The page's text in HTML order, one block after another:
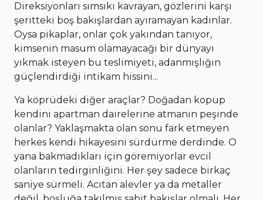
Direksiyonları sımsıkı kavrayan, gözlerini karşı
şeritteki boş bakışlardan ayıramayan kadınlar.
Oysa pikaplar, onlar çok yakından tanıyor,
kimsenin masum olamayacağı bir dünyayı
yıkmak isteyen bu teslimiyeti, adanmışlığın
güçlendirdiği intikam hissini...
Ya köprüdeki diğer araçlar? Doğadan kopup
kendini apartman dairelerine atmanın peşinde
olanlar? Yaklaşmakta olan sonu fark etmeyen
herkes kendi hikayesini sürdürme derdinde. O
yana bakmadıkları için göremiyorlar evcil
olanların tedirginliğini. Her şey sadece birkaç
saniye sürmeli. Acıtan alevler ya da metaller